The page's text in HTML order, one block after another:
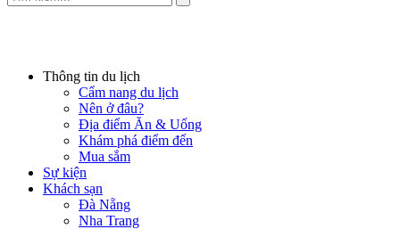
Thông tin du lịch
Cẩm nang du lịch
Nên ở đâu?
Địa điểm Ăn & Uống
Khám phá điểm đến
Mua sắm
Sự kiện
Khách sạn
Đà Nẵng
Nha Trang